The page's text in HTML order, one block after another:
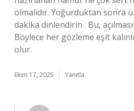
olmalıdır. Yoğurduktan sonra
dakika dinlendirin . Bu,
Böylece her gözleme eşit
olur.
Ekim 17, 2025 Yanıtla